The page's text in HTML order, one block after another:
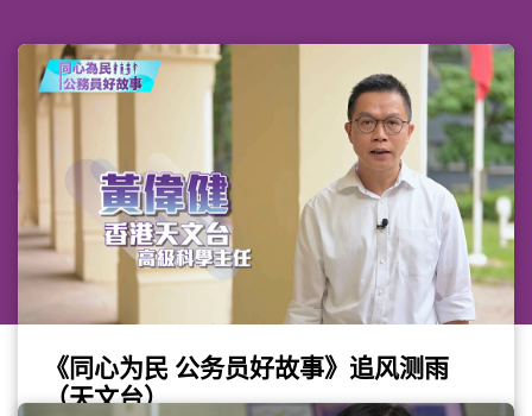
《同心为民 公务员好故事》追风测雨
（天文台）